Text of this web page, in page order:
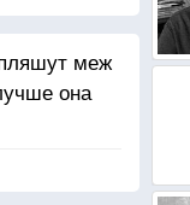
меж
она